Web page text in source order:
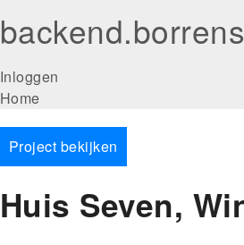
User
account
menu
Inloggen
Main
navigation
Home
Project bekijken
Huis Seven,